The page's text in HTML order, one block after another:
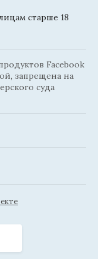
старше 18
Facebook
запрещена на
суда